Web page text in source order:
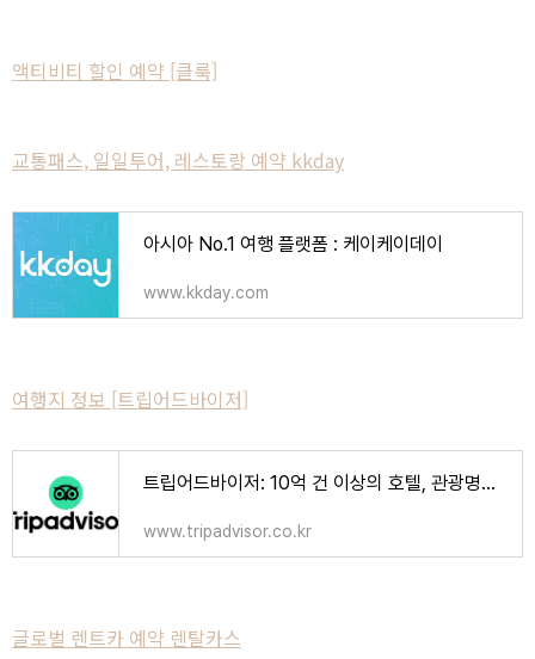
액티비티 할인 예약 [클룩]
교통패스, 일일투어, 레스토랑 예약 kkday
아시아 No.1 여행 플랫폼 : 케이케이데이
www.kkday.com
여행지 정보 [트립어드바이저]
트립어드바이저: 10억 건 이상의 호텔, 관광명소, 음식점 리뷰와 포스팅이 모여드는 곳
www.tripadvisor.co.kr
글로벌 렌트카 예약 렌탈카스